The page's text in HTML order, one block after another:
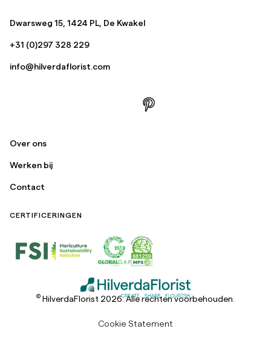
Dwarsweg 15, 1424 PL, De Kwakel
+31 (0)297 328 229
info@hilverdaflorist.com
Over ons
Werken bij
Contact
CERTIFICERINGEN
© HilverdaFlorist 2026. Alle rechten voorbehouden.
Cookie Statement